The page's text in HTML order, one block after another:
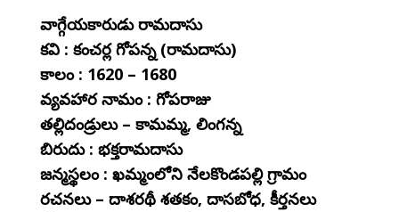
వాగ్గేయకారుడు రామదాసు
కవి : కంచర్ల గోపన్న (రామదాసు)
కాలం : 1620 – 1680
వ్యవహార నామం : గోపరాజు
తల్లిదండ్రులు – కామమ్మ, లింగన్న
బిరుదు : భక్తరామదాసు
జన్మస్థలం : ఖమ్మంలోని నేలకొండపల్లి గ్రామం
రచనలు – దాశరథీ శతకం, దాసబోధ, కీర్తనలు